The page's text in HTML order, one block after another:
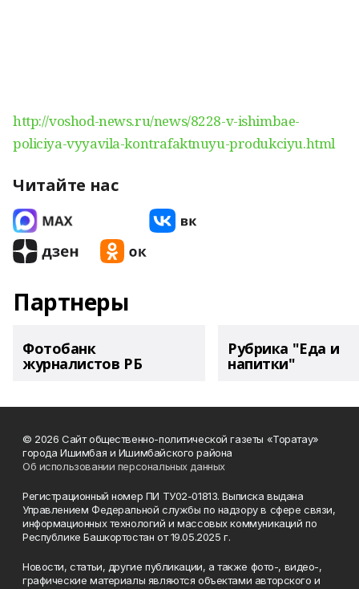
http://voshod-news.ru/news/8228-v-ishimbae-
policiya-vyyavila-kontrafaktnuyu-produkciyu.html
Читайте нас
Партнеры
Фотобанк
журналистов РБ
Рубрика "Еда и
напитки"
© 2026 Сайт общественно-политической газеты «Торатау»
города Ишимбая и Ишимбайского района
Об использовании персональных данных
Регистрационный номер ПИ ТУ02-01813. Выписка выдана
Управлением Федеральной службы по надзору в сфере связи,
информационных технологий и массовых коммуникаций по
Республике Башкортостан от 19.05.2025 г.
Новости, статьи, другие публикации, а также фото-, видео-,
графические материалы являются объектами авторского и